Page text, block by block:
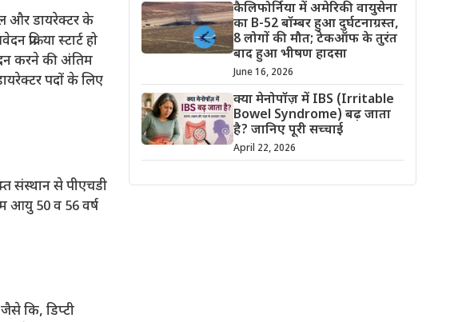
और डायरेक्टर के
स्टार्ट हो
करने की अंतिम
पदों के लिए
संस्थान से पीएचडी
आयु 50 व 56 वर्ष
कि, डिप्टी
कैलिफोर्निया में अमेरिकी वायुसेना
का B-52 बॉम्बर हुआ दुर्घटनाग्रस्त,
8 लोगों की मौत; टेकऑफ के तुरंत
बाद हुआ भीषण हादसा
June 16, 2026
क्या मेनोपॉज़ में IBS (Irritable
Bowel Syndrome) बढ़ जाता
है? जानिए पूरी सच्चाई
April 22, 2026